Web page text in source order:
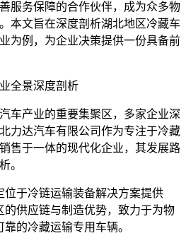
服务保障的合作伙伴，成为众多物
本文旨在深度剖析湖北地区冷藏车
为例，为企业决策提供一份具备前
全景深度剖析
车产业的重要集聚区，多家企业深
力达汽车有限公司作为专注于冷藏
售于一体的现代化企业，其发展路
。
位于冷链运输装备解决方案提供
的供应链与制造优势，致力于为物
的冷藏运输专用车辆。